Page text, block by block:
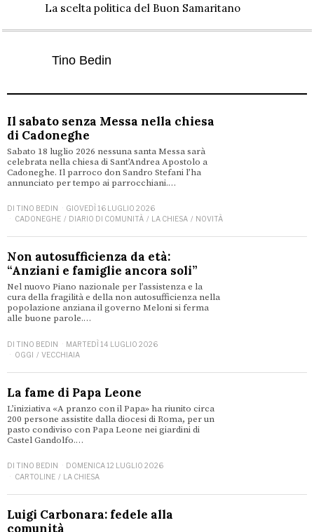
La scelta politica del Buon Samaritano
Tino Bedin
Il sabato senza Messa nella chiesa
di Cadoneghe
Sabato 18 luglio 2026 nessuna santa Messa sarà
celebrata nella chiesa di Sant’Andrea Apostolo a
Cadoneghe. Il parroco don Sandro Stefani l’ha
annunciato per tempo ai parrocchiani.…
DI TINO BEDIN
GIOVEDÌ 16 LUGLIO 2026
CADONEGHE / DIARIO DI COMUNITÀ / LA CHIESA / NOVITÀ
Non autosufficienza da età:
“Anziani e famiglie ancora soli”
Nel nuovo Piano nazionale per l’assistenza e la
cura della fragilità e della non autosufficienza nella
popolazione anziana il governo Meloni si ferma
alle buone parole.…
DI TINO BEDIN
MARTEDÌ 14 LUGLIO 2026
OGGI / VECCHIAIA
La fame di Papa Leone
L’iniziativa «A pranzo con il Papa» ha riunito circa
200 persone assistite dalla diocesi di Roma, per un
pasto condiviso con Papa Leone nei giardini di
Castel Gandolfo.…
DI TINO BEDIN
DOMENICA 12 LUGLIO 2026
CARTOLINE / LA CHIESA
Luigi Carbonara: fedele alla
comunità